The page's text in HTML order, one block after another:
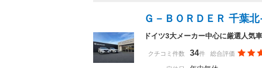
Ｇ－ＢＯＲＤＥＲ 千葉
ドイツ3大メーカー中心に厳選人気
クチコミ件数 34件 総合評価